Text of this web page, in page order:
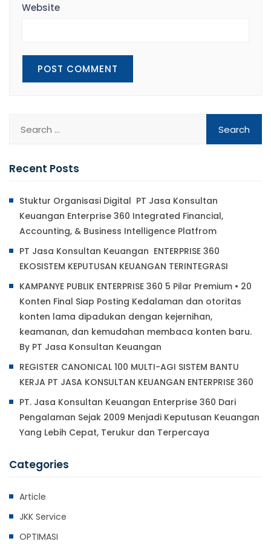
Website
Recent Posts
Stuktur Organisasi Digital PT Jasa Konsultan
Keuangan Enterprise 360 Integrated Financial,
Accounting, & Business Intelligence Platfrom
PT Jasa Konsultan Keuangan ENTERPRISE 360
EKOSISTEM KEPUTUSAN KEUANGAN TERINTEGRASI
KAMPANYE PUBLIK ENTERPRISE 360 5 Pilar Premium • 20
Konten Final Siap Posting Kedalaman dan otoritas
konten lama dipadukan dengan kejernihan,
keamanan, dan kemudahan membaca konten baru.
By PT Jasa Konsultan Keuangan
REGISTER CANONICAL 100 MULTI-AGI SISTEM BANTU
KERJA PT JASA KONSULTAN KEUANGAN ENTERPRISE 360
PT. Jasa Konsultan Keuangan Enterprise 360 Dari
Pengalaman Sejak 2009 Menjadi Keputusan Keuangan
Yang Lebih Cepat, Terukur dan Terpercaya
Categories
Article
JKK Service
OPTIMASI